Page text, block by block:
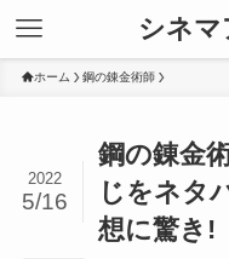
シネ
ホーム 鋼の錬金術師
鋼の錬金
じをネタ
想に驚き!
2022
5/16